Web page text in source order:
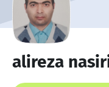
alireza